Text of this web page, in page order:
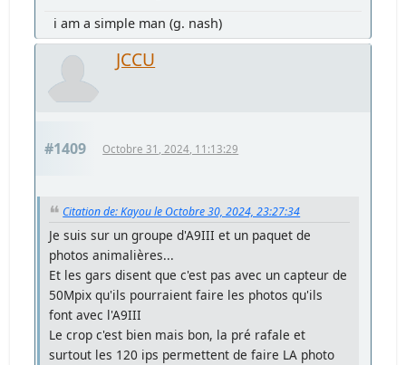
i am a simple man (g. nash)
JCCU
#1409 Octobre 31, 2024, 11:13:29
Citation de: Kayou le Octobre 30, 2024, 23:27:34
Je suis sur un groupe d'A9III et un paquet de
photos animalières...
Et les gars disent que c'est pas avec un capteur de
50Mpix qu'ils pourraient faire les photos qu'ils
font avec l'A9III
Le crop c'est bien mais bon, la pré rafale et
surtout les 120 ips permettent de faire LA photo